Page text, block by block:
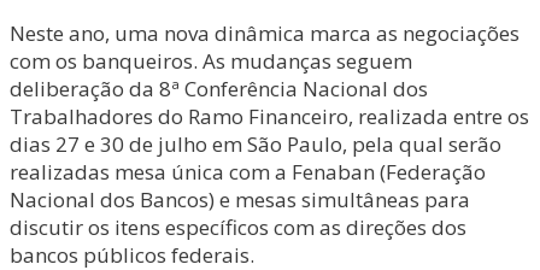
Neste ano, uma nova dinâmica marca as negociações
com os banqueiros. As mudanças seguem
deliberação da 8ª Conferência Nacional dos
Trabalhadores do Ramo Financeiro, realizada entre os
dias 27 e 30 de julho em São Paulo, pela qual serão
realizadas mesa única com a Fenaban (Federação
Nacional dos Bancos) e mesas simultâneas para
discutir os itens específicos com as direções dos
bancos públicos federais.